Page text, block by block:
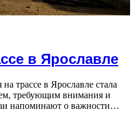
в Ярославле
трассе в Ярославле стала
требующим внимания и
напоминают о важности…